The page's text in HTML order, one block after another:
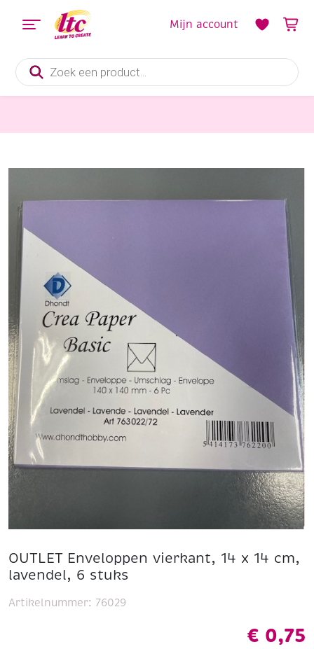
Producten
zoeken
Mijn account
OUTLET Enveloppen vierkant, 14 x 14 cm,
lavendel, 6 stuks
€ 0,75
Artikelnummer: 76029